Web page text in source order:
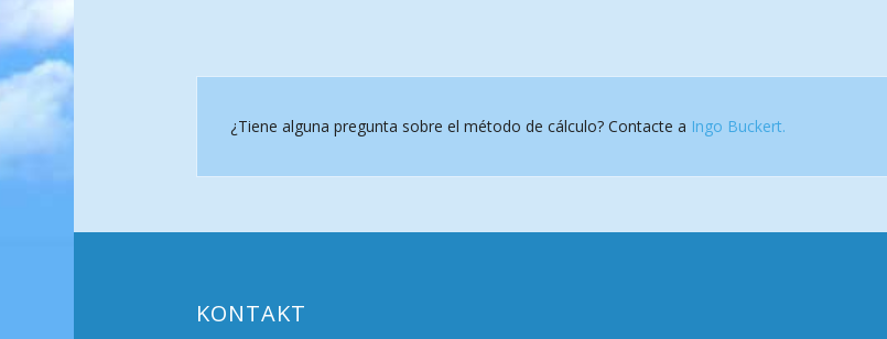
¿Tiene alguna pregunta sobre el método de cálculo? Contacte a Ingo Buckert.
KONTAKT